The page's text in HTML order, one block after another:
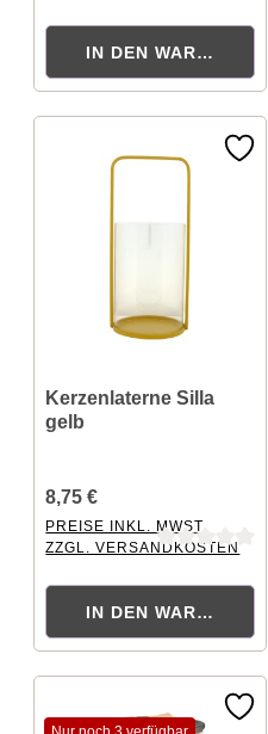
IN DEN WARENKORB
Kerzenlaterne Silla
gelb
8,75 €
PREISE INKL. MWST.
ZZGL. VERSANDKOSTEN
IN DEN WARENKORB